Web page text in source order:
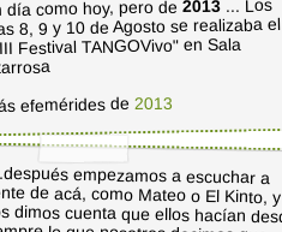
día como hoy, pero de2013 ... Los
8, 9 y 10 de Agosto se realizaba el
Festival TANGOVivo" en Sala
efemérides de 2013
empezamos a escuchar a
de acá, como Mateo o El Kinto, y
dimos cuenta que ellos hacían desde
lo que nosotros decimos que